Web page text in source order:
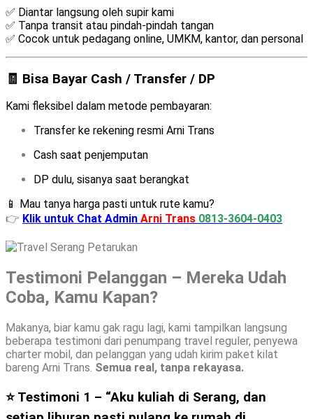
✅ Diantar langsung oleh supir kami
✅ Tanpa transit atau pindah-pindah tangan
✅ Cocok untuk pedagang online, UMKM, kantor, dan personal
🧾 Bisa Bayar Cash / Transfer / DP
Kami fleksibel dalam metode pembayaran:
Transfer ke rekening resmi Arni Trans
Cash saat penjemputan
DP dulu, sisanya saat berangkat
📱 Mau tanya harga pasti untuk rute kamu?
👉 Klik untuk Chat Admin Arni Trans 0813-3604-0403
Testimoni Pelanggan – Mereka Udah
Coba, Kamu Kapan?
Makanya, biar kamu gak ragu lagi, kami tampilkan langsung
beberapa testimoni dari penumpang travel reguler, penyewa
charter mobil, dan pelanggan yang udah kirim paket kilat
bareng Arni Trans. Semua real, tanpa rekayasa.
⭐ Testimoni 1 – “Aku kuliah di Serang, dan